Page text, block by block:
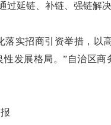
过延链、补链、强链解
实招商引资举措，以
性发展格局。”自治区